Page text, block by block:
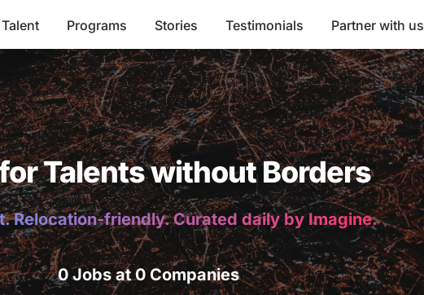
Programs Stories Testimonials Partner with us
Talents without Borders
Relocation-friendly. Curated daily by Imagine.
0 Jobs at 0 Companies